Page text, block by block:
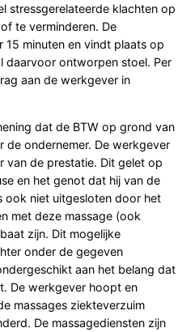
stressgerelateerde klachten op
te verminderen. De
15 minuten en vindt plaats op
daarvoor ontworpen stoel. Per
aan de werkgever in
dat de BTW op grond van
de ondernemer. De werkgever
van de prestatie. Dit gelet op
en het genot dat hij van de
ook niet uitgesloten door het
met deze massage (ook
zijn. Dit mogelijke
onder de gegeven
aan het belang dat
De werkgever hoopt en
massages ziekteverzuim
De massagediensten zijn